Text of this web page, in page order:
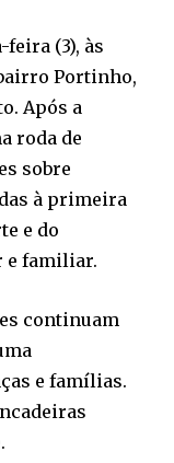
(3), às
Portinho,
Após a
roda de
sobre
à primeira
e do
e familiar.
continuam
e famílias.